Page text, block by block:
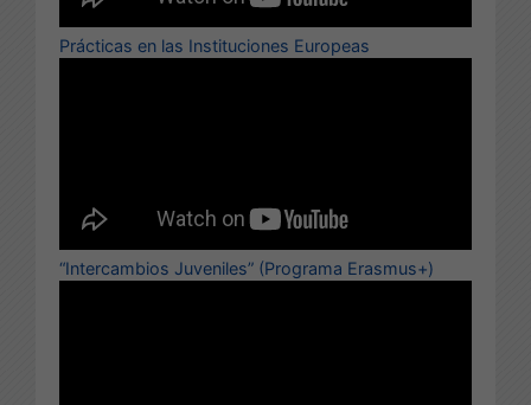
Prácticas en las Instituciones Europeas
“Intercambios Juveniles” (Programa Erasmus+)